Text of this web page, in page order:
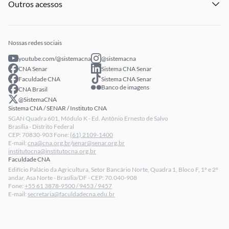
Outros acessos
Política de Privacidade
LGPD - Lei Geral de Proteção de Dados
Relatórios de Transparência Salarial da CNA
Nossas redes sociais
youtube.com/@sistemacna
CNA Senar
Faculdade CNA
CNA Brasil
@SistemaCNA
@sistemacna
Sistema CNA Senar
Sistema CNA Senar
Banco de imagens
Sistema CNA / SENAR / Instituto CNA
SGAN Quadra 601, Módulo K - Ed. Antônio Ernesto de Salvo
Brasília - Distrito Federal
CEP: 70830-903 Fone: (61) 2109-1400
E-mail: cna@cna.org.br/senar@senar.org.br
institutocna@institutocna.org.br
Faculdade CNA
Edifício Palácio da Agricultura, Setor Bancário Norte, Quadra 1, Bloco F, 1º e 2º
andar, Asa Norte - Brasília/DF - CEP: 70.040-908
Fone: +55 61 3878-9500 / 9453 / 9457
E-mail: secretaria@faculdadecna.edu.br